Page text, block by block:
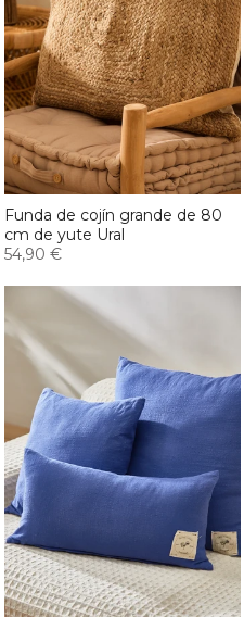
Funda de cojín grande de 80
cm de yute Ural
54,90 €